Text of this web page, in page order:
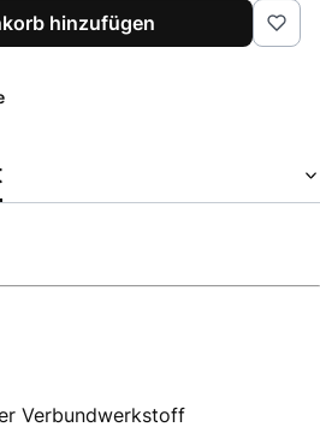
hinzufügen
Verbundwerkstoff